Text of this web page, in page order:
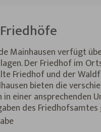
Mainhausen verfügt
Der Friedhof im
Friedhof und der
bieten die
einer ansprechenden
des